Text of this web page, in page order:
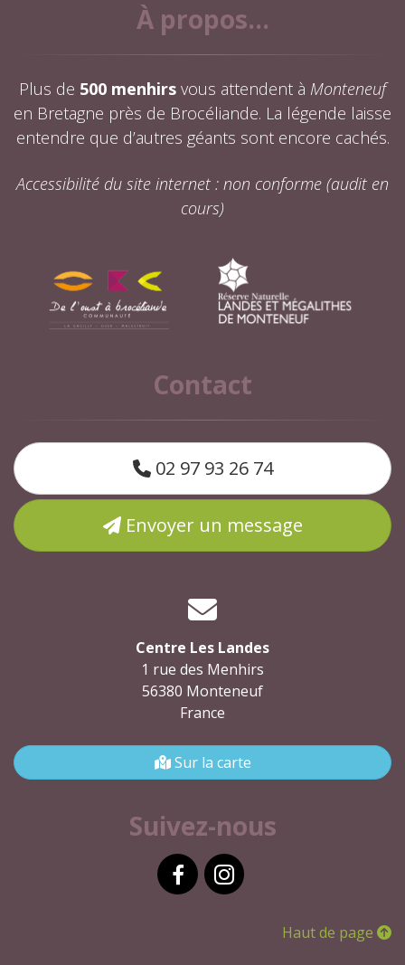
À propos...
Plus de 500 menhirs vous attendent à Monteneuf
en Bretagne près de Brocéliande. La légende laisse
entendre que d’autres géants sont encore cachés.
Accessibilité du site internet : non conforme (audit en
cours)
Contact
02 97 93 26 74
Envoyer un message
Centre Les Landes
1 rue des Menhirs
56380 Monteneuf
France
Sur la carte
Suivez-nous
Haut de page